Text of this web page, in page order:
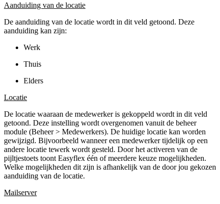
Aanduiding van de locatie
De aanduiding van de locatie wordt in dit veld getoond. Deze
aanduiding kan zijn:
Werk
Thuis
Elders
Locatie
De locatie waaraan de medewerker is gekoppeld wordt in dit veld
getoond. Deze instelling wordt overgenomen vanuit de beheer
module (Beheer > Medewerkers). De huidige locatie kan worden
gewijzigd. Bijvoorbeeld wanneer een medewerker tijdelijk op een
andere locatie tewerk wordt gesteld. Door het activeren van de
pijltjestoets toont Easyflex één of meerdere keuze mogelijkheden.
Welke mogelijkheden dit zijn is afhankelijk van de door jou gekozen
aanduiding van de locatie.
Mailserver